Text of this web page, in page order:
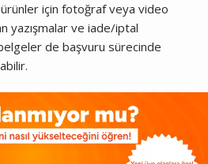
ürünler için fotoğraf veya video
yazışmalar ve iade/iptal
de başvuru sürecinde